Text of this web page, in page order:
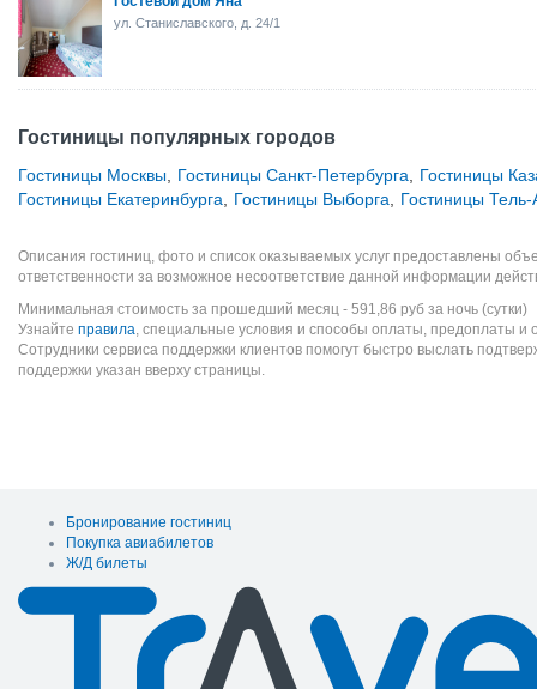
ул. Станиславского, д. 24/1
Гостиницы популярных городов
Гостиницы Москвы Гостиницы Санкт-Петербурга
Гостиницы
Гостиницы Екатеринбурга
Гостиницы Выборга Гостиницы Тель-
Описания гостиниц, фото и список оказываемых услуг предоставлены
ответственности за возможное несоответствие данной информации
Минимальная стоимость за прошедший месяц - 591,86 руб за ночь (сутки)
Узнайте правила, специальные условия и способы оплаты, предоплаты и
Сотрудники сервиса поддержки клиентов помогут быстро выслать
поддержки указан вверху страницы.
Бронирование гостиниц
Покупка авиабилетов
Ж/Д билеты